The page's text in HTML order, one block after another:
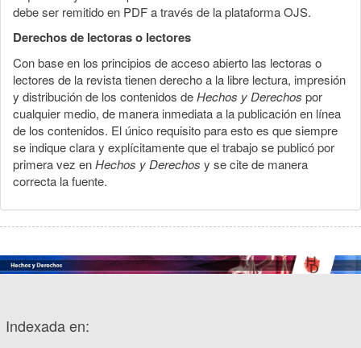
debe ser remitido en PDF a través de la plataforma OJS.
Derechos de lectoras o lectores
Con base en los principios de acceso abierto las lectoras o
lectores de la revista tienen derecho a la libre lectura, impresión
y distribución de los contenidos deHechos y Derechos por
cualquier medio, de manera inmediata a la publicación en línea
de los contenidos. El único requisito para esto es que siempre
se indique clara y explícitamente que el trabajo se publicó por
primera vez enHechos y Derechos y se cite de manera
correcta la fuente.
Indexada en: